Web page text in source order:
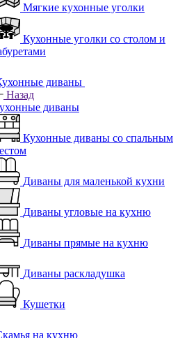
Мягкие кухонные уголки
Кухонные уголки со столом и
диваны
Назад
диваны
Кухонные диваны со спальным
Диваны для маленькой кухни
Диваны угловые на кухню
Диваны прямые на кухню
Диваны раскладушка
Кушетки
на кухню